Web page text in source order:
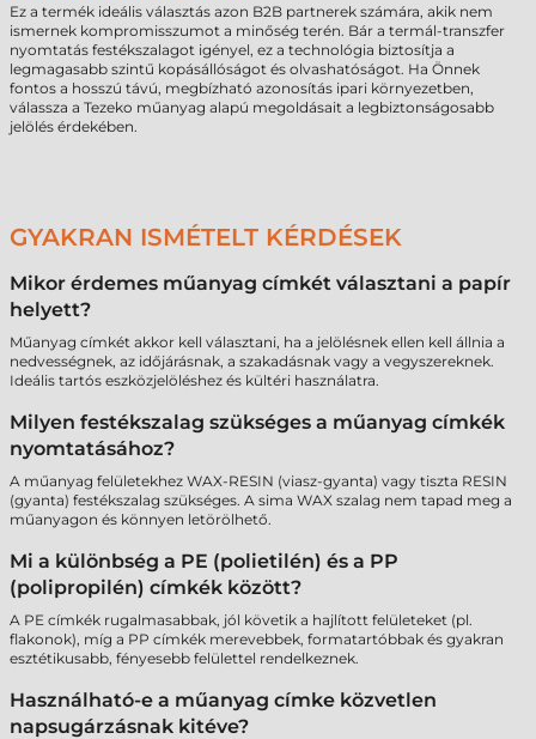
Ez a termék ideális választás azon B2B partnerek számára, akik nem
ismernek kompromisszumot a minőség terén. Bár a termál-transzfer
nyomtatás festékszalagot igényel, ez a technológia biztosítja a
legmagasabb szintű kopásállóságot és olvashatóságot. Ha Önnek
fontos a hosszú távú, megbízható azonosítás ipari környezetben,
válassza a Tezeko műanyag alapú megoldásait a legbiztonságosabb
jelölés érdekében.
GYAKRAN ISMÉTELT KÉRDÉSEK
Mikor érdemes műanyag címkét választani a papír
helyett?
Műanyag címkét akkor kell választani, ha a jelölésnek ellen kell állnia a
nedvességnek, az időjárásnak, a szakadásnak vagy a vegyszereknek.
Ideális tartós eszközjelöléshez és kültéri használatra.
Milyen festékszalag szükséges a műanyag címkék
nyomtatásához?
A műanyag felületekhez WAX-RESIN (viasz-gyanta) vagy tiszta RESIN
(gyanta) festékszalag szükséges. A sima WAX szalag nem tapad meg a
műanyagon és könnyen letörölhető.
Mi a különbség a PE (polietilén) és a PP
(polipropilén) címkék között?
A PE címkék rugalmasabbak, jól követik a hajlított felületeket (pl.
flakonok), míg a PP címkék merevebbek, formatartóbbak és gyakran
esztétikusabb, fényesebb felülettel rendelkeznek.
Használható-e a műanyag címke közvetlen
napsugárzásnak kitéve?